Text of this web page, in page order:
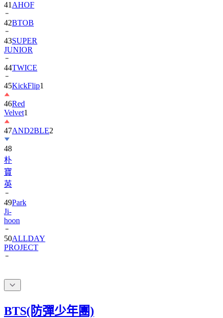
42 BTOB
43SUPER
JUNIOR
44TWICE
45KickFlip
46Red
Velvet
47AND2BLE
48
朴
寶
英
49
Ji-
hoon
50ALLDAY
PROJECT
BTS(防彈少年團)